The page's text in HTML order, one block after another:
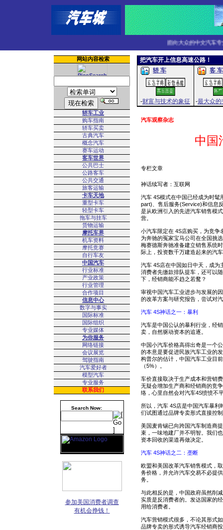
面向大众的中文汽车专业
网站内容检索
轿车工业
购车指南
轿车买卖
古典汽车
概念汽车
赛车运动
客车世界
公共巴士
公路客车
公共交通
旅客运输
卡车天地
重型卡车
轻型卡车
拖车与挂车
货物运输
摩托车界
机车资料
摩托竞赛
自行车友
中国汽车
行业标准
产业政策
行业管理
合作项目
信息中心
数字与事实
国际标准
国际组织
专业媒体
为你服务
网络链接
会议展览
驾驶指南
汽车爱好者
模型汽车
专业服务
联系我们
Search Now:
参加美国消费者调查
有机会挣钱！
把汽车开上信息高速公路！
轿 车
客 车
-财富与技术的象征 -最大众的
汽车观察杂志
中国
专栏文章
神话续写者：互联网
汽车 4S模式在中国已经成为时髦
part)、售后服务(Service)和信息
是从欧洲引入的先进汽车销售模
营。
小汽车限定在 4S店购买，为竞争
为奔驰的冤家宝马公司在全国挑
梅赛德斯奔驰准备建立销售系统
际上，投资数千万建造起来的汽
汽车 4S店在中国如日中天，成为
消费者先缴款排队提车，还可以
下，经销商能不趋之若鹜？
审视中国汽车工业进步与发展的
的改革方案与研究报告，尝试对
汽车 4S神话之一：暴利
汽车是中国公认的暴利行业，经
卖，自然驱动资本的追逐。
中国小汽车价格高得出奇是一个
的本意是要促进民族汽车工业的
构普尔的估计，中国汽车工业目
（5%）。
车价直接取决于生产成本和营销
无疑会增加生产商和经销商的竞
络，心里自然会对汽车4S愤愤不
所以，汽车 4S店是中国汽车暴
们试图通过品牌专卖形式直接控
美国麦肯锡已向跨国汽车制造商
束，一味地建厂并不明智。我们
资本回收的渠道再做决定。
汽车 4S神话之二：垄断
欧盟和美国改革汽车销售模式，
务价格，并允许汽车交易不必提
务。
与此相反的是，中国政府虽然削
实质是反消费者的。发达国家的
用给消费者。
汽车营销模式很多，不论其形式
品牌专卖的形式诱导汽车经销商